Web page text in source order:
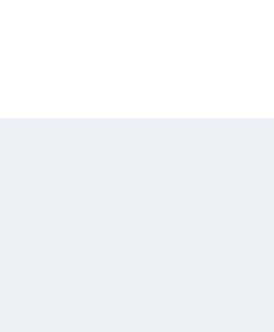
személyzeti adatok 3